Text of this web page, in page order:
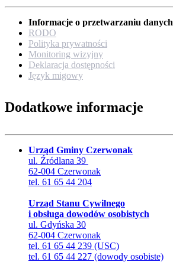
Informacje o przetwarzaniu danych
RODO
Polityka prywatności
Monitoring wizyjny
Deklaracja dostępności
Język migowy
Dodatkowe informacje
Urząd Gminy Czerwonak
ul. Źródlana 39
62-004 Czerwonak
tel. 61 65 44 204
Urząd Stanu Cywilnego
i obsługa dowodów osobistych
ul. Gdyńska 30
62-004 Czerwonak
tel. 61 65 44 239 (USC)
tel. 61 65 44 227 (dowody osobiste)